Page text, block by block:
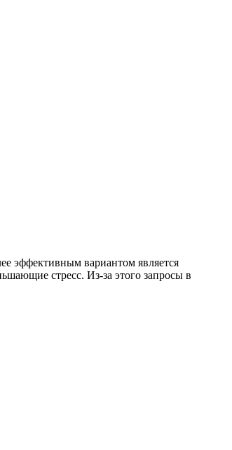
эффективным вариантом является
стресс. Из-за этого запросы в